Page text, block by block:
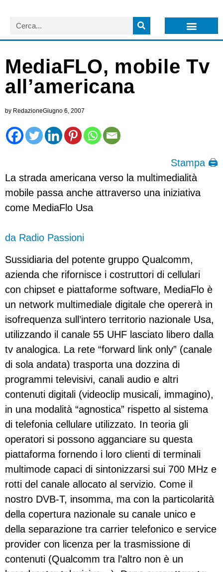
MediaFLO, mobile Tv
all’americana
by RedazioneGiugno 6, 2007
Stampa 🖨
La strada americana verso la multimedialità
mobile passa anche attraverso una iniziativa
come MediaFlo Usa
da Radio Passioni
Sussidiaria del potente gruppo Qualcomm,
azienda che rifornisce i costruttori di cellulari
con chipset e piattaforme software, MediaFlo è
un network multimediale digitale che opererà in
isofrequenza sull’intero territorio nazionale Usa,
utilizzando il canale 55 UHF lasciato libero dalla
tv analogica. La rete “forward link only” (canale
di sola andata) trasporta una dozzina di
programmi televisivi, canali audio e altri
contenuti digitali (videoclip musicali, immagino),
in una modalità “agnostica” rispetto al sistema
di telefonia cellulare utilizzato. In teoria gli
operatori si possono agganciare su questa
piattaforma fornendo i loro clienti di terminali
multimode capaci di sintonizzarsi sui 700 MHz e
rotti del canale allocato al servizio. Come il
nostro DVB-T, insomma, ma con la particolarità
della copertura nazionale su canale unico e
della separazione tra carrier telefonico e service
provider con licenza per la trasmissione di
contenuti (Qualcomm tra l’altro non è un